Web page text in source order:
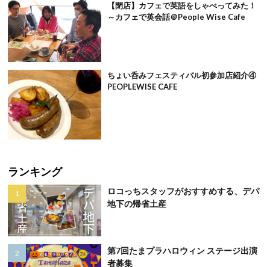
【閉店】カフェで英語をしゃべってみた！
～カフェで英会話＠People Wise Cafe
ちょい呑みフェスティバル初参加店紹介④
PEOPLEWISE CAFE
ランキング
ロコっちスタッフがおすすめする、デパ
地下の帰省土産
第7回たまプラハロウィン ステージ出演
者募集